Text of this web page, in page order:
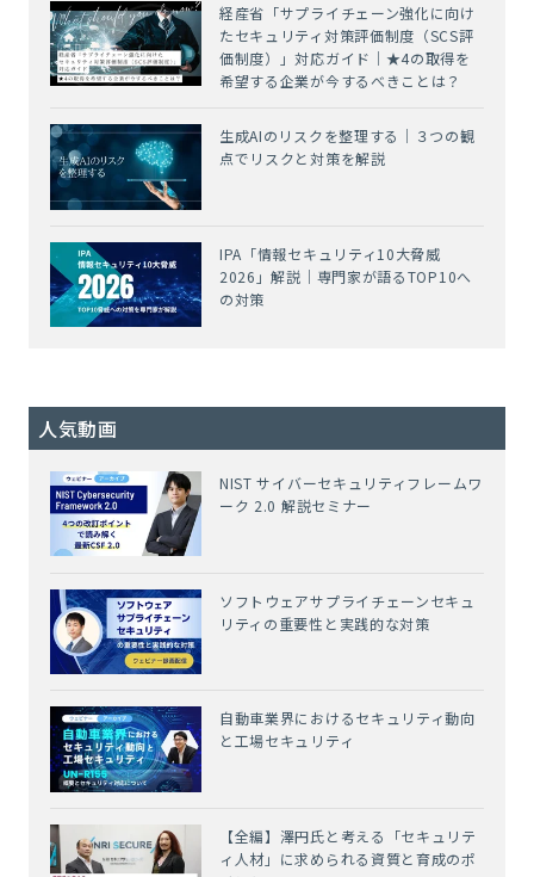
経産省「サプライチェーン強化に向け
たセキュリティ対策評価制度（SCS評
価制度）」対応ガイド｜★4の取得を
希望する企業が今するべきことは？
生成AIのリスクを整理する｜３つの観
点でリスクと対策を解説
IPA「情報セキュリティ10大脅威
2026」解説｜専門家が語るTOP10へ
の対策
人気動画
NIST サイバーセキュリティフレームワ
ーク 2.0 解説セミナー
ソフトウェアサプライチェーンセキュ
リティの重要性と実践的な対策
自動車業界におけるセキュリティ動向
と工場セキュリティ
【全編】澤円氏と考える「セキュリテ
ィ人材」に求められる資質と育成のポ